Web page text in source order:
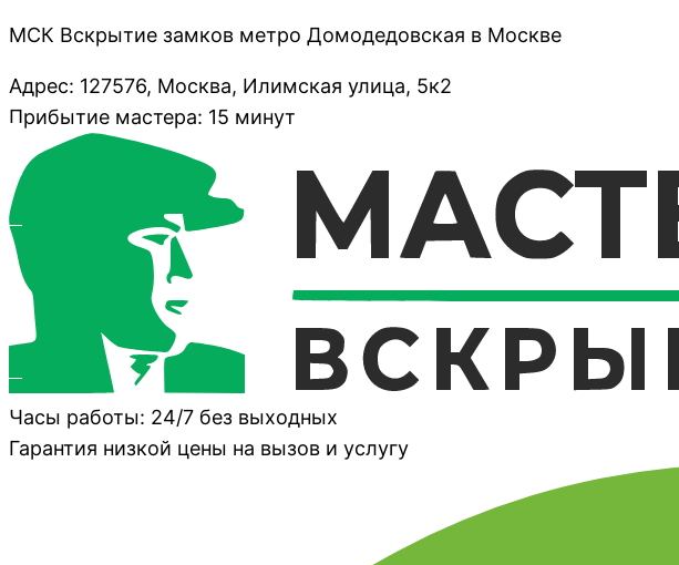
МСК Вскрытие замков метро Домодедовская в Москве
Адрес: 127576, Москва, Илимская улица, 5к2
Прибытие мастера: 15 минут
Часы работы: 24/7 без выходных
Гарантия низкой цены на вызов и услугу